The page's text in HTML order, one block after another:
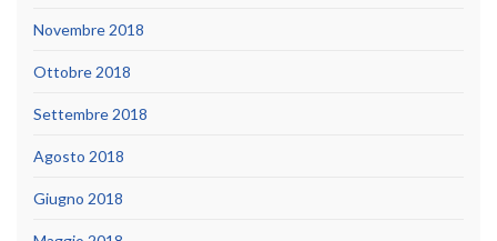
Novembre 2018
Ottobre 2018
Settembre 2018
Agosto 2018
Giugno 2018